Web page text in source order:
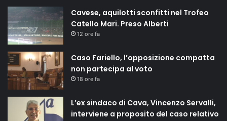
Cavese, aquilotti sconfitti nel Trofeo
Catello Mari. Preso Alberti
12 ore fa
Caso Fariello, l’opposizione compatta
non partecipa al voto
18 ore fa
L’ex sindaco di Cava, Vincenzo Servalli,
interviene a proposito del caso relativo